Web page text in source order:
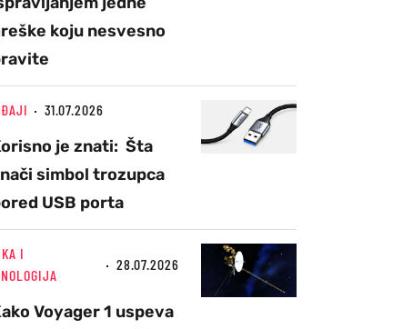
koju nesvesno
31.07.2026
je znati: Šta
simbol trozupca
USB porta
I
28.07.2026
Voyager 1 uspeva